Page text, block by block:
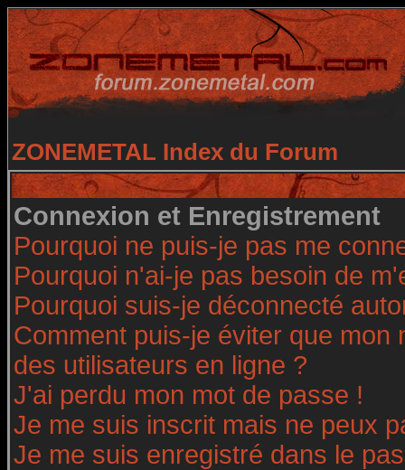
ZONEMETAL Index du Forum
Connexion et Enregistrement
Pourquoi ne puis-je pas me
Pourquoi n'ai-je pas besoin de
Pourquoi suis-je déconnecté
Comment puis-je éviter que
des utilisateurs en ligne ?
J'ai perdu mon mot de passe !
Je me suis inscrit mais ne peux
Je me suis enregistré dans le